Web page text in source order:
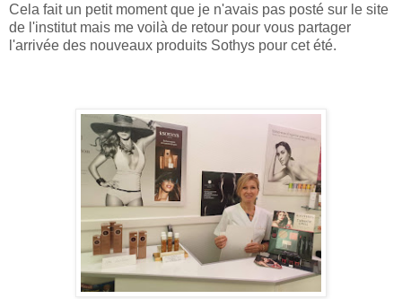
Cela fait un petit moment que je n'avais pas posté sur le site
de l'institut mais me voilà de retour pour vous partager
l'arrivée des nouveaux produits Sothys pour cet été.